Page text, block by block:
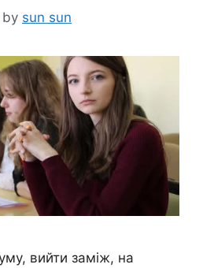
by sun sun
вийти заміж, на